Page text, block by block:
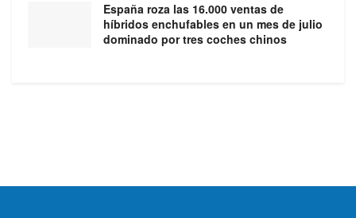
España roza las 16.000 ventas de
híbridos enchufables en un mes de julio
dominado por tres coches chinos